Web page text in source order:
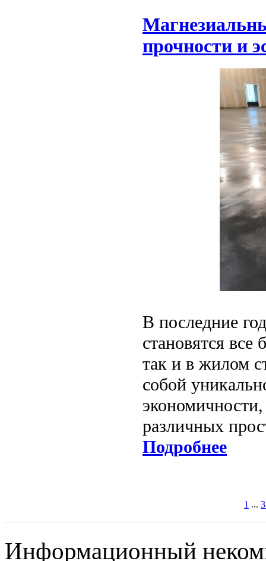
прочности и
В последние
становятся
так и в жилом
собой
различных
Подробнее
1 ...
Информационный